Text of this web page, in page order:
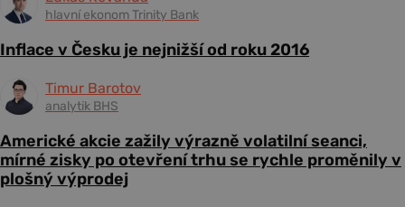
hlavní ekonom Trinity Bank
Inflace v Česku je nejnižší od roku 2016
Timur Barotov
analytik BHS
Americké akcie zažily výrazně volatilní seanci,
mírné zisky po otevření trhu se rychle proměnily v
plošný výprodej